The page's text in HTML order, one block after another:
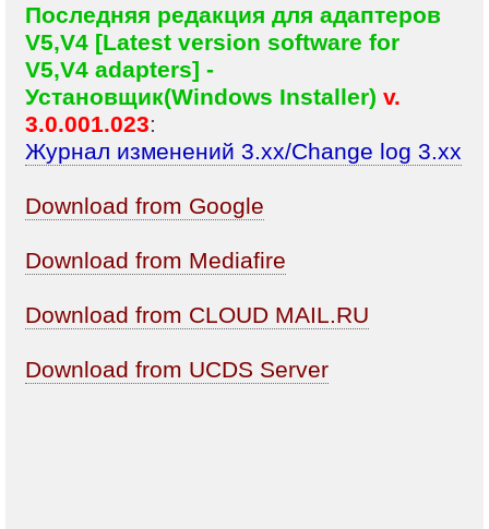
Последняя редакция для адаптеров
V5,V4 [Latest version software for
V5,V4 adapters] -
Установщик(Windows Installer) v.
3.0.001.023:
Журнал изменений 3.xx/Change log 3.xx
Download from Google
Download from Mediafire
Download from CLOUD MAIL.RU
Download from UCDS Server